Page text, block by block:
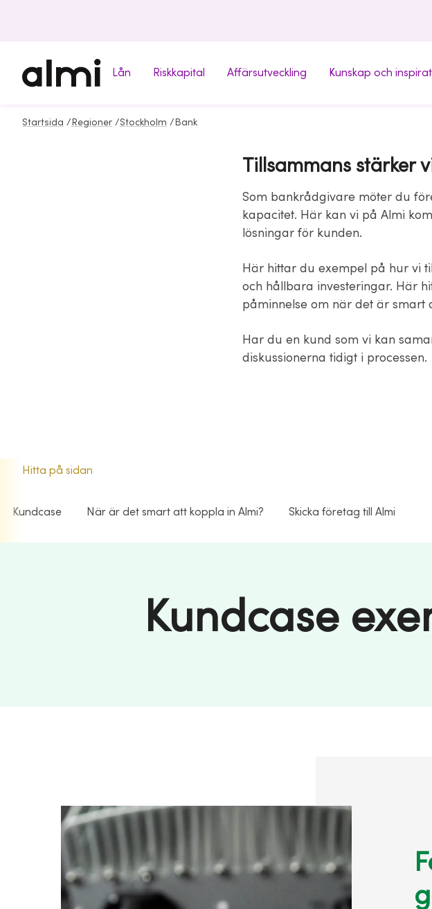
Lån Riskkapital Affärsutveckling Kunskap och
Startsida / Regioner /Stockholm / Bank
Tillsammans stärker
Som bankrådgivare möter du
kapacitet. Här kan vi på Almi
lösningar för kunden.
Här hittar du exempel på hur vi
och hållbara investeringar. Här
påminnelse om när det är smart
Har du en kund som vi kan
diskussionerna tidigt i processen.
Hitta på sidan
Kundcase När är det smart att koppla in Almi? Skicka företag till Almi
Kundcase